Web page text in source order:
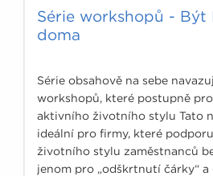
Série workshopů - Být
doma
Série obsahově na sebe
workshopů, které postupně
aktivního životního stylu Tato
ideální pro firmy, které
životního stylu zaměstnanců
jenom pro „odškrtnutí čárky“